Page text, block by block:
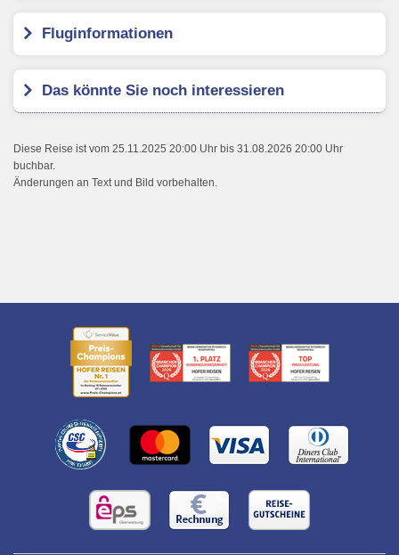
Fluginformationen
Das könnte Sie noch interessieren
Diese Reise ist vom 25.11.2025 20:00 Uhr bis 31.08.2026 20:00 Uhr
buchbar.
Änderungen an Text und Bild vorbehalten.